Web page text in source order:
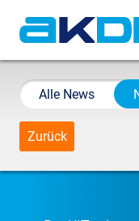
Datenverarbeitung in
Alle News
Zurück